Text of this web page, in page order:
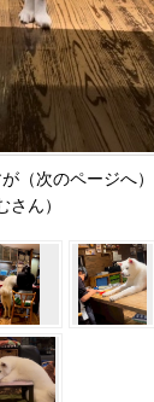
（次のページへ
さん）